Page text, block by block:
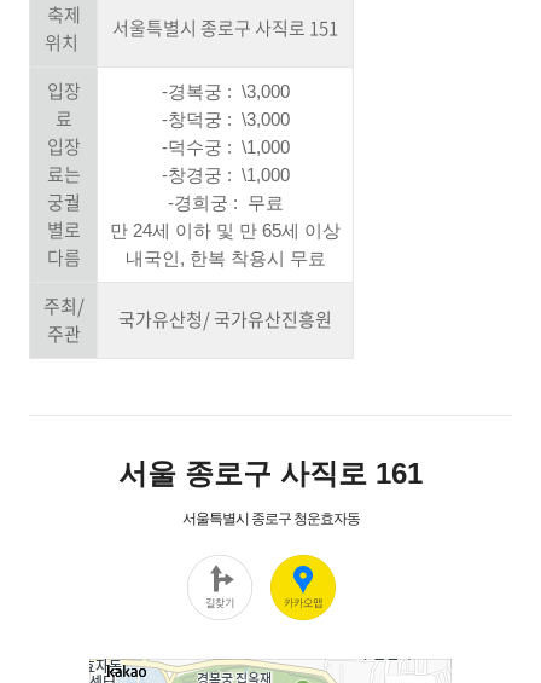
축제
위치
서울특별시 종로구 사직로 151
입장
료
입장
료는
궁궐
별로
다름
-경복궁 : \3,000
-창덕궁 : \3,000
-덕수궁 : \1,000
-창경궁 : \1,000
-경희궁 : 무료
만 24세 이하 및 만 65세 이상
내국인, 한복 착용시 무료
주최/
주관
국가유산청/ 국가유산진흥원